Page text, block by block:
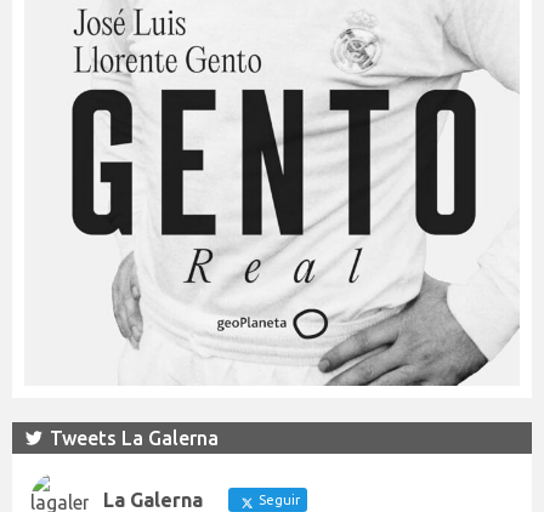
Tweets La Galerna
La Galerna Seguir